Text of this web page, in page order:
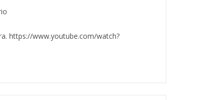
https://www.youtube.com/watch?